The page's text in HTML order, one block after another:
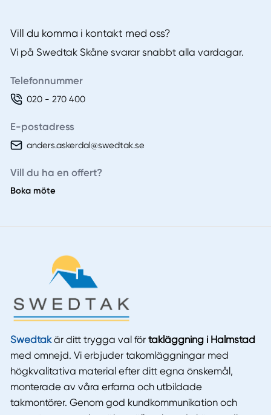
Vill du komma i kontakt med oss?
Vi på Swedtak Skåne svarar snabbt alla vardagar.
Telefonnummer
020 - 270 400
E-postadress
anders.askerdal@swedtak.se
Vill du ha en offert?
Boka möte
Swedtakär ditt trygga val för takläggning i Halmstad
med omnejd. Vi erbjuder takomläggningar med
högkvalitativa material efter ditt egna önskemål,
monterade av våra erfarna och utbildade
takmontörer. Genom god kundkommunikation och